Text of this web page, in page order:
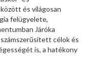
és világosan
felügyelete,
Járóka
célok és
is, a hatékony